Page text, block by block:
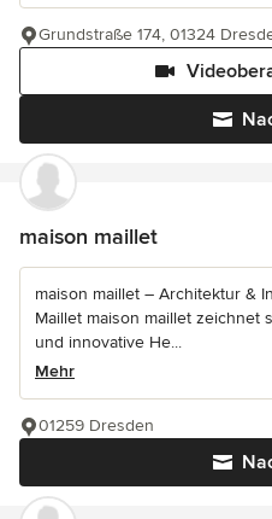
Grundstraße 174, 01324
maison maillet
maison maillet – Architektur &
Maillet maison maillet zeichnet
und innovative He...
Mehr
01259 Dresden